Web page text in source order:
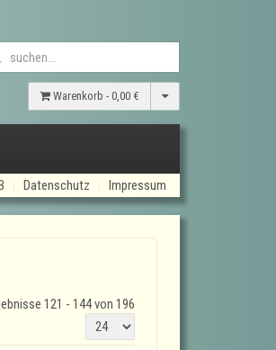
Warenkorb - 0,00 €
Datenschutz Impressum
121 - 144 von 196